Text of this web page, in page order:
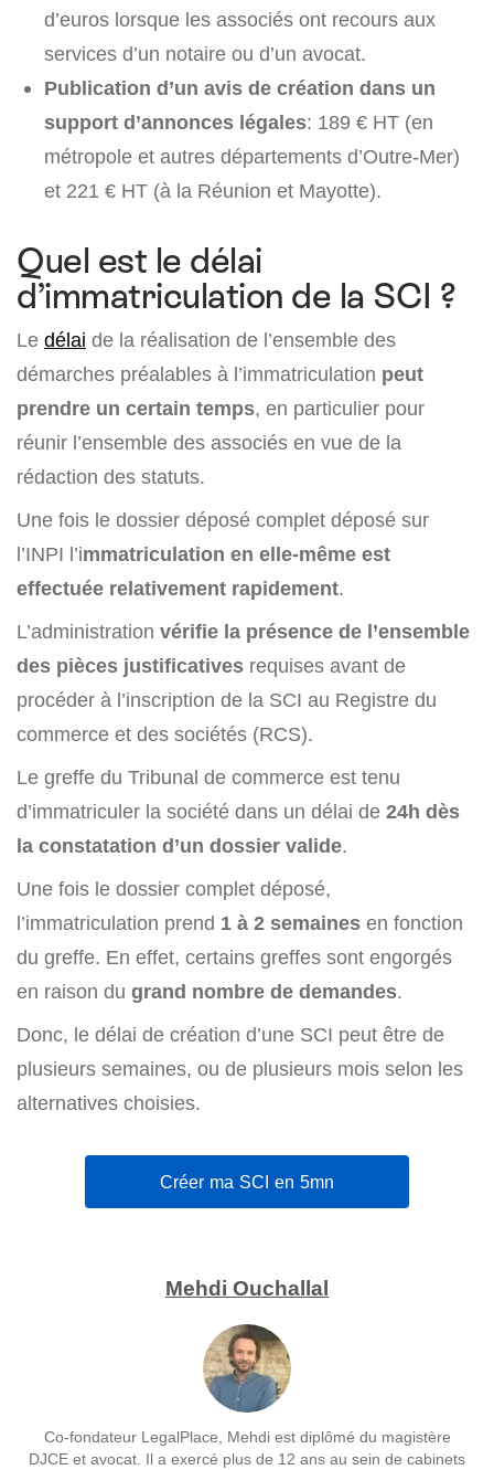
d’euros lorsque les associés ont recours aux
services d’un notaire ou d’un avocat.
Publication d’un avis de création dans un
support d’annonces légales: 189 € HT (en
métropole et autres départements d’Outre-Mer)
et 221 € HT (à la Réunion et Mayotte).
Quel est le délai
d’immatriculation de la SCI ?
Le délai de la réalisation de l’ensemble des
démarches préalables à l’immatriculation peut
prendre un certain temps, en particulier pour
réunir l’ensemble des associés en vue de la
rédaction des statuts.
Une fois le dossier déposé complet déposé sur
l’INPI l’immatriculation en elle-même est
effectuée relativement rapidement.
L’administration vérifie la présence de l’ensemble
des pièces justificatives requises avant de
procéder à l’inscription de la SCI au Registre du
commerce et des sociétés (RCS).
Le greffe du Tribunal de commerce est tenu
d’immatriculer la société dans un délai de 24h dès
la constatation d’un dossier valide.
Une fois le dossier complet déposé,
l’immatriculation prend 1 à 2 semaines en fonction
du greffe. En effet, certains greffes sont engorgés
en raison du grand nombre de demandes.
Donc, le délai de création d’une SCI peut être de
plusieurs semaines, ou de plusieurs mois selon les
alternatives choisies.
Créer ma SCI en 5mn
Mehdi Ouchallal
Co-fondateur LegalPlace, Mehdi est diplômé du magistère
DJCE et avocat. Il a exercé plus de 12 ans au sein de cabinets